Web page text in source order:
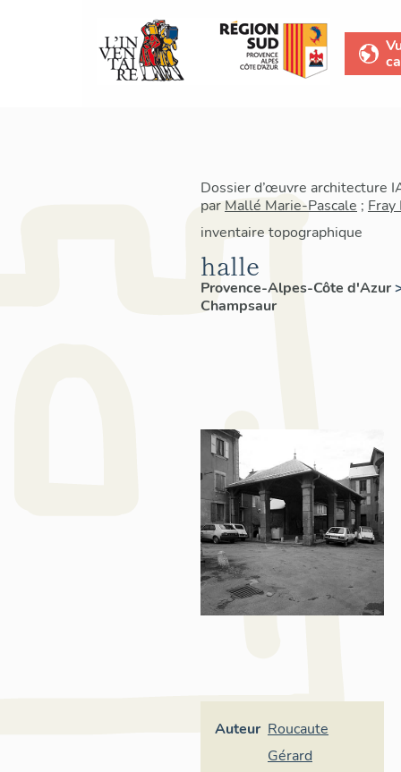
Dossier d’œuvre architecture
par Mallé Marie-Pascale ; Fray
inventaire topographique
halle
Provence-Alpes-Côte d'Azur
Champsaur
Auteur Roucaute
Gérard